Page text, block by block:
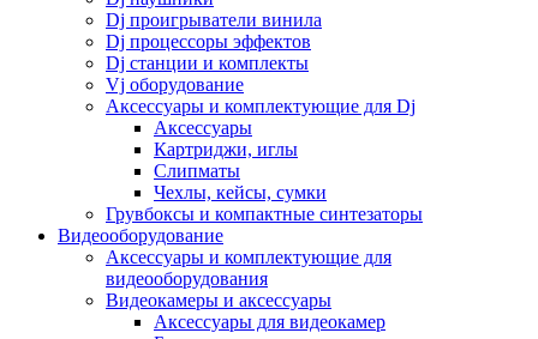
Dj проигрыватели винила
Dj процессоры эффектов
Dj станции и комплекты
Vj оборудование
Аксессуары и комплектующие для Dj
Аксессуары
Картриджи, иглы
Слипматы
Чехлы, кейсы, сумки
Грувбоксы и компактные синтезаторы
Видеооборудование
Аксессуары и комплектующие для
видеооборудования
Видеокамеры и аксессуары
Аксессуары для видеокамер